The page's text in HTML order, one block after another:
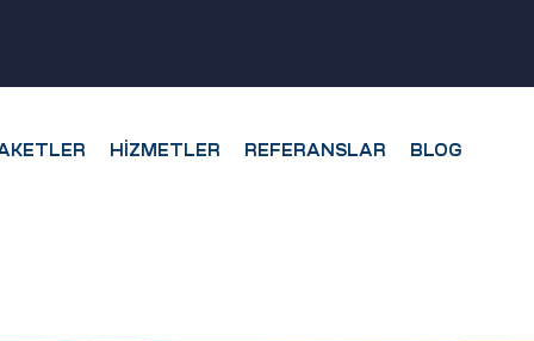
HIZMETLER REFERANSLAR BLOG